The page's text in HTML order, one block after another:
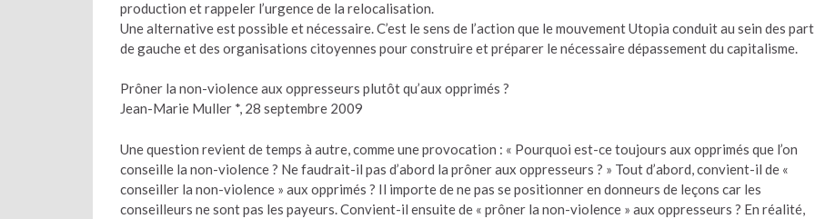
production et rappeler l’urgence de la relocalisation.
Une alternative est possible et nécessaire. C’est le sens de l’action que le mouvement Utopia conduit au sein des
de gauche et des organisations citoyennes pour construire et préparer le nécessaire dépassement du capitalisme.
Prôner la non-violence aux oppresseurs plutôt qu’aux opprimés ?
Jean-Marie Muller *, 28 septembre 2009
Une question revient de temps à autre, comme une provocation : « Pourquoi est-ce toujours aux opprimés que l’on
conseille la non-violence ? Ne faudrait-il pas d’abord la prôner aux oppresseurs ? » Tout d’abord, convient-il de «
conseiller la non-violence » aux opprimés ? Il importe de ne pas se positionner en donneurs de leçons car les
conseilleurs ne sont pas les payeurs. Convient-il ensuite de « prôner la non-violence » aux oppresseurs ? En réalité,